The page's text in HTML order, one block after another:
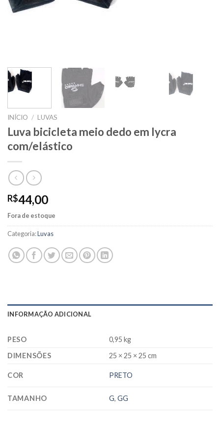
INÍCIO / LUVAS
Luva bicicleta meio dedo em lycra
com/elástico
R$44,00
Fora de estoque
Categoria:Luvas
INFORMAÇÃO ADICIONAL
PESO
0,95 kg
DIMENSÕES
25 × 25 × 25 cm
COR PRETO
TAMANHO G,GG